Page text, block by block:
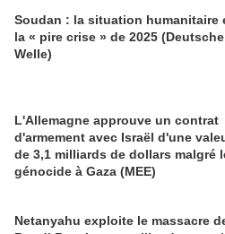
Soudan : la situation humanitaire
la « pire crise » de 2025 (Deutsche
Welle)
L'Allemagne approuve un contrat
d'armement avec Israël d'une
de 3,1 milliards de dollars malgré
génocide à Gaza (MEE)
Netanyahu exploite le massacre